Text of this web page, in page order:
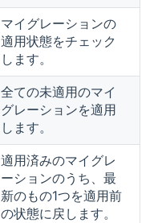
マイグレーションの
適用状態をチェック
します。
全ての未適用のマイ
グレーションを適用
します。
適用済みのマイグレ
ーションのうち、最
新のもの1つを適用前
の状態に戻します。